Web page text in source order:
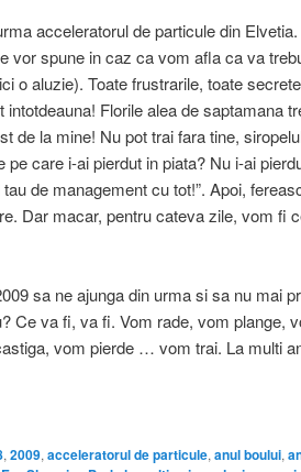
acceleratorul de particule din
vor spune in caz ca vom afla ca va
o aluzie). Toate frustrarile, toate
intotdeauna! Florile alea de saptamana
de la mine! Nu pot trai fara tine,
pe care i-ai pierdut in piata? Nu i-ai
de management cu tot!”. Apoi,
Dar macar, pentru cateva zile, vom fi
sa ne ajunga din urma si sa nu mai
Ce va fi, va fi. Vom rade, vom plange,
vom pierde … vom trai. La multi
, 2009, acceleratorul de particule, anul boului,